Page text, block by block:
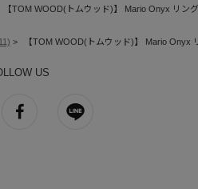
【TOM WOOD(トムウッド)】 Mario Onyx リング
【TOM WOOD(トムウッド)】 Mario Onyx
US